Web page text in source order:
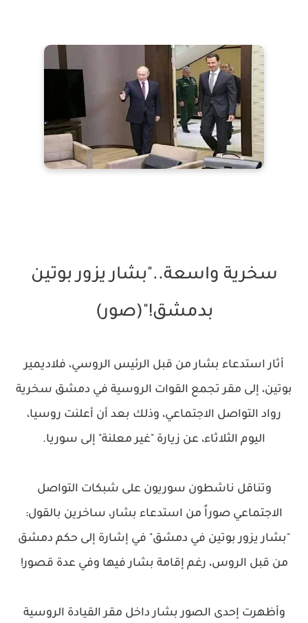
سخرية واسعة.."بشار يزور بوتين
بدمشق!"(صور)
أثار استدعاء بشار من قبل الرئيس الروسي، فلاديمير
بوتين، إلى مقر تجمع القوات الروسية في دمشق سخرية
رواد التواصل الاجتماعي، وذلك بعد أن أعلنت روسيا،
اليوم الثلاثاء، عن زيارة "غير معلنة" إلى سوريا.
وتناقل ناشطون سوريون على شبكات التواصل
الاجتماعي صوراً من استدعاء بشار، ساخرين بالقول:
"بشار يزور بوتين في دمشق" في إشارة إلى حكم دمشق
من قبل الروس، رغم إقامة بشار فيها وفي عدة قصور!
وأظهرت إحدى الصور بشار داخل مقر القيادة الروسية